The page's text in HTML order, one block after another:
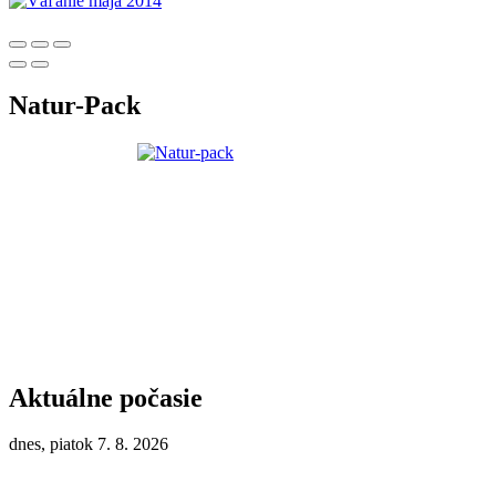
Natur-Pack
Aktuálne počasie
dnes, piatok 7. 8. 2026